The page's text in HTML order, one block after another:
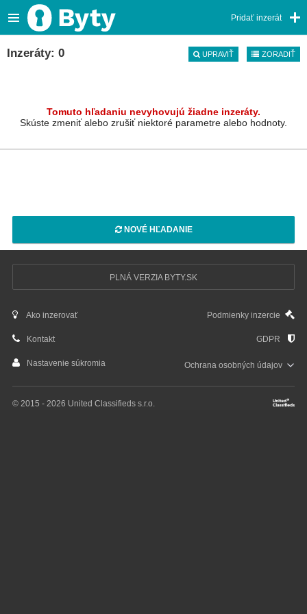
Pridať inzerát
Inzeráty: 0 UPRAVIŤ ZORADIŤ
Tomuto hľadaniu nevyhovujú žiadne inzeráty.
Skúste zmeniť alebo zrušiť niektoré parametre alebo hodnoty.
NOVÉ HĽADANIE
PLNÁ VERZIA BYTY.SK
Ako inzerovať Podmienky inzercie
Kontakt GDPR
Nastavenie súkromia Ochrana osobnýchúdajov
© 2015 - 2026 United Classifieds s.r.o.